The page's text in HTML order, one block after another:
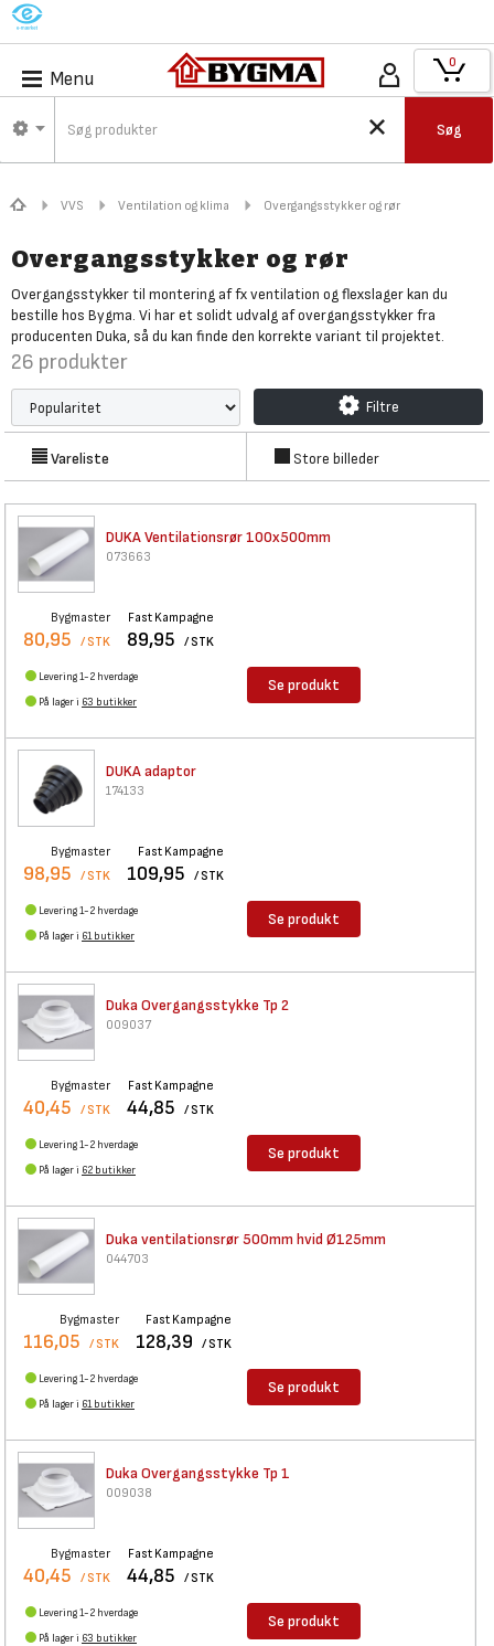
M
Menu
Søg
0
VVS Ventilation og klima Overgangsstykker og rør
Overgangsstykker og rør
Overgangsstykker til montering af fx ventilation og flexslager kan du
bestille hos Bygma. Vi har et solidt udvalg af overgangsstykker fra
producenten Duka, så du kan finde den korrekte variant til projektet.
26 produkter
Filtre
Vareliste Store billeder
DUKA Ventilationsrør 100x500mm
073663
Bygmaster
80,95 / STK
Fast Kampagne
89,95 / STK
Levering 1-2 hverdage
På lager i 63 butikker
Se produkt
DUKA adaptor
174133
Bygmaster
98,95 / STK
Fast Kampagne
109,95 / STK
Levering 1-2 hverdage
På lager i 61 butikker
Se produkt
Duka Overgangsstykke Tp 2
009037
Bygmaster
40,45 / STK
Fast Kampagne
44,85 / STK
Levering 1-2 hverdage
På lager i 62 butikker
Se produkt
Duka ventilationsrør 500mm hvid Ø125mm
044703
Bygmaster
116,05 / STK
Fast Kampagne
128,39 / STK
Levering 1-2 hverdage
På lager i 61 butikker
Se produkt
Duka Overgangsstykke Tp 1
009038
Bygmaster
40,45 / STK
Fast Kampagne
44,85 / STK
Levering 1-2 hverdage
På lager i 63 butikker
Se produkt